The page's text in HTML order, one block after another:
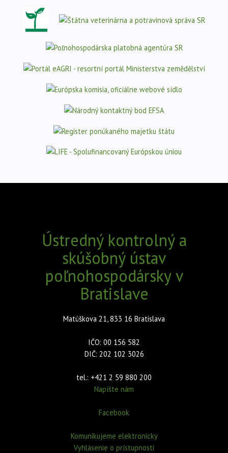
Ústredný kontrolný a
skúšobný ústav
poľnohospodársky v
Bratislave
Matúškova 21, 833 16 Bratislava
IČO: 00 156 582
DIČ: 202 102 3026
tel.: +421 2 59 880 200
Napíšte nám
Facebook
Komunikujeme elektronicky
Vyhlásenie o prístupnosti